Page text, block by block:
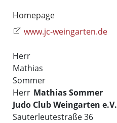
Homepage
www.jc-weingarten.de
Herr
Mathias
Sommer
Herr MathiasSommer
Judo Club Weingarten e.V.
Sauterleutestraße 36